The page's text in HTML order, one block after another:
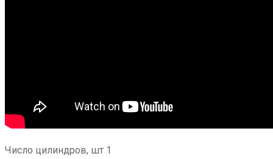
Число цилиндров, шт 1